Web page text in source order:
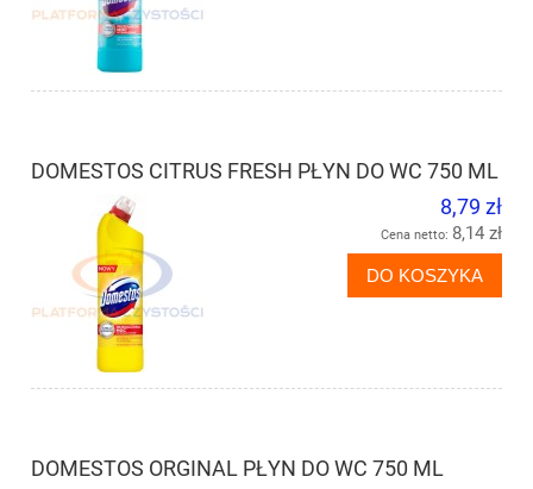
DOMESTOS CITRUS FRESH PŁYN DO WC 750 ML
8,79 zł
Cena netto: 8,14 zł
DO KOSZYKA
DOMESTOS ORGINAL PŁYN DO WC 750 ML